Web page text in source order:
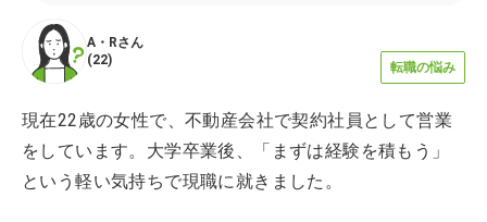
A・Rさん
(22) 転職の悩み
現在22歳の女性で、不動産会社で契約社員として営業
をしています。大学卒業後、「まずは経験を積もう」
という軽い気持ちで現職に就きました。